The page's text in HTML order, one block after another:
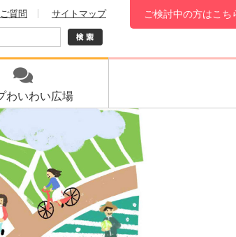
質問 サイトマップ ご検討中の方はこち
わいわい広場